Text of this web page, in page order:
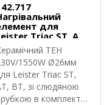
для
Triac ST, AT,
230V 1550W
ТЕН
1550W Ø26мм
Leister Triac ST,
BT, зі слюдяною
в комплекті.